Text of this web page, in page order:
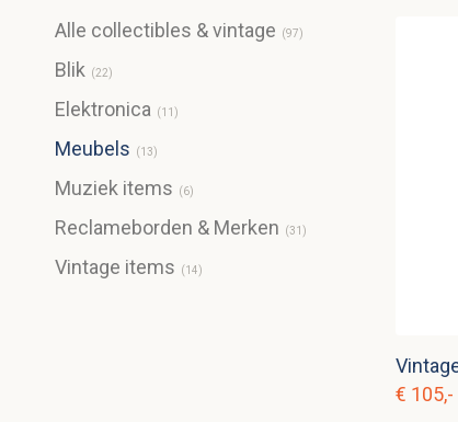
Alle collectibles & vintage (97)
Blik (22)
Elektronica (11 )
Meubels (13)
Muziek items (6)
Reclameborden & Merken (31 )
Vintage items (14)
€ 105,-